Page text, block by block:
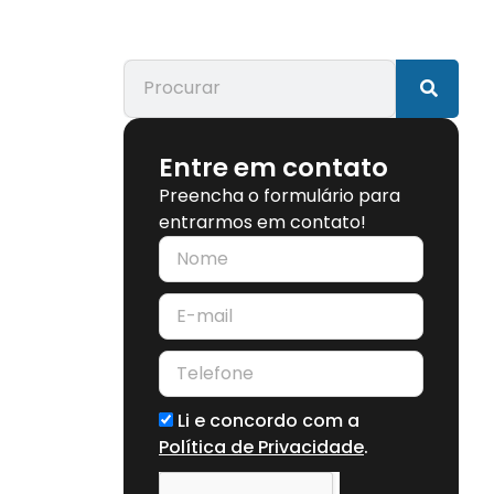
Entre em contato
Preencha o formulário para
entrarmos em contato!
Li e concordo com a
Política de Privacidade.